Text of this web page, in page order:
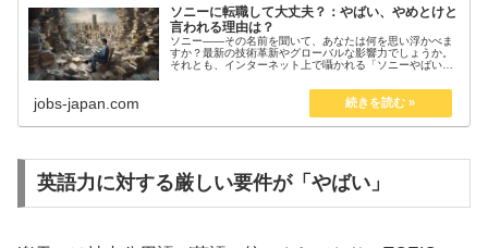
ソニーに転職して大丈夫？：やばい、やめとけと
言われる理由は？
ソニー――その名前を聞いて、あなたは何を思い浮かべま
すか？最新の技術革新やグローバルな影響力でしょうか。
それとも、インターネット上で囁かれる「ソニーやばい」
転職を考える中で、このようなネガ...
jobs-japan.com
英語力に対する厳しい要件が「やばい」